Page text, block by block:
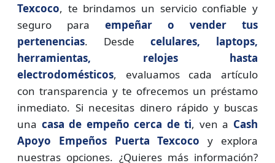
Texcoco, te brindamos un servicio confiable y
seguro para empeñar o vender tus
pertenencias. Desde celulares, laptops,
herramientas, relojes hasta
electrodomésticos, evaluamos cada artículo
con transparencia y te ofrecemos un préstamo
inmediato. Si necesitas dinero rápido y buscas
una casa de empeño cerca de ti, ven a Cash
Apoyo Empeños Puerta Texcoco y explora
nuestras opciones. ¿Quieres más información?